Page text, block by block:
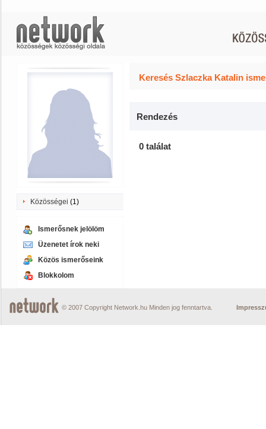
Közösségei (1)
Ismerősnek jelölöm
Üzenetet írok neki
Közös ismerőseink
Blokkolom
Keresés Szlaczka Katalin
Rendezés
0 találat
© 2007 Copyright Network.hu Minden jog fenntartva.